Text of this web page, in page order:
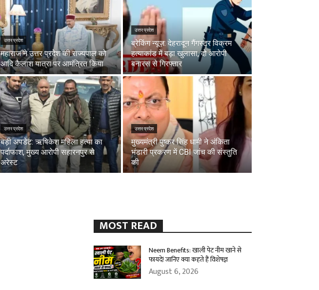
उत्तर प्रदेश
महाराज ने उत्तर प्रदेश की राज्यपाल को
आदि कैलाश यात्रा पर आमंत्रित किया
उत्तर प्रदेश
ब्रेकिंग न्यूज़: देहरादून गैंगस्टर विक्रम
हत्याकांड में बड़ा खुलासा, दो आरोपी
बनारस से गिरफ्तार
उत्तर प्रदेश
बड़ी अपडेट: ऋषिकेश महिला हत्या का
पर्दाफाश, मुख्य आरोपी सहारनपुर से
अरेस्ट
उत्तर प्रदेश
मुख्यमंत्री पुष्कर सिंह धामी ने अंकिता
भंडारी प्रकरण में CBI जांच की संस्तुति
की
MOST READ
Neem Benefits: खाली पेट नीम खाने से
फायदे! जानिए क्या कहते हैं विशेषज्ञ
August 6, 2026